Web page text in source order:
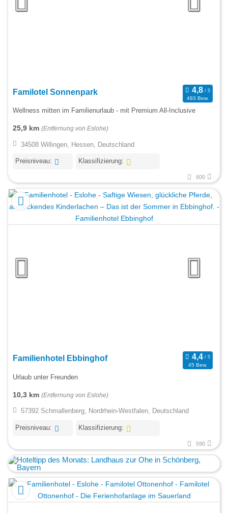
Familotel Sonnenpark
493 Bew.
Wellness mitten im Familienurlaub - mit Premium All-Inclusive
25,9 km (Entfernung von Eslohe)
34508 Willingen, Hessen, Deutschland
Preisniveau: Klassifizierung:
600
Familienhotel Ebbinghof
45 Bew.
Urlaub unter Freunden
10,3 km (Entfernung von Eslohe)
57392 Schmallenberg, Nordrhein-Westfalen, Deutschland
Preisniveau: Klassifizierung:
590